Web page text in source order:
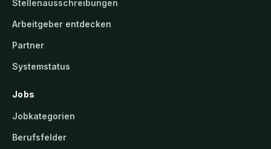
Stellenausschreibungen
Arbeitgeber entdecken
Partner
Systemstatus
Jobs
Jobkategorien
Berufsfelder